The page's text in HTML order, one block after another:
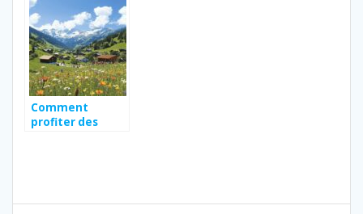
astuces pour un
sejour reussi
Comment
profiter des
residence